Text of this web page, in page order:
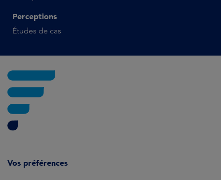
Perceptions
Études de cas
Vos préférences